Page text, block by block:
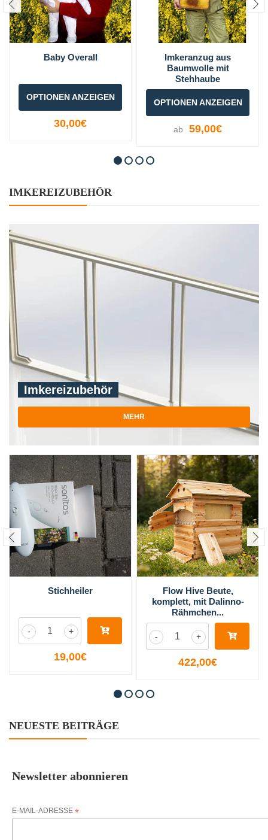
Baby Overall
OPTIONEN ANZEIGEN
30,00€
Imkeranzug aus
Baumwolle mit
Stehhaube
OPTIONEN ANZEIGEN
ab 59,00€
IMKEREIZUBEHÖR
Imkereizubehör
MEHR
Stichheiler
+
-
19,00€
Flow Hive Beute,
komplett, mit Dalinno-
Rähmchen...
+
-
422,00€
NEUESTE BEITRÄGE
Newsletter abonnieren
E-MAIL-ADRESSE *